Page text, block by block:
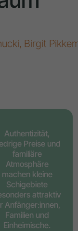
Birgit
Authentizität,
Preise und
familiäre
Atmosphäre
machen kleine
Schigebiete
attraktiv
Anfänger:innen,
Familien und
Einheimische.